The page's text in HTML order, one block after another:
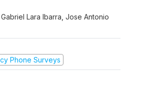
Lara Ibarra, Jose Antonio
Phone Surveys